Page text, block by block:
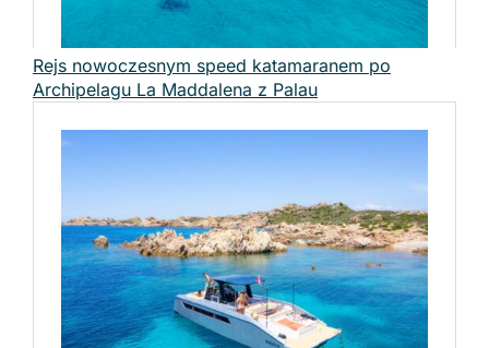
Rejs nowoczesnym speed katamaranem po
Archipelagu La Maddalena z Palau